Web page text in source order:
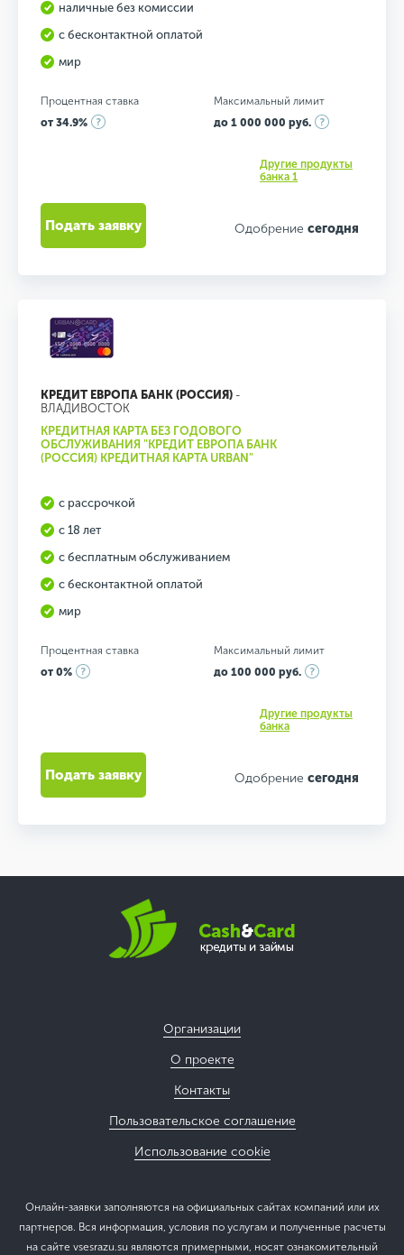
наличные без комиссии
с бесконтактной оплатой
мир
Процентная ставка
от 34.9%
Максимальный лимит
до 1 000 000 руб.
Другие продукты
банка 1
Одобрение сегодня
Подать заявку
КРЕДИТ ЕВРОПА БАНК (РОССИЯ) -
ВЛАДИВОСТОК
КРЕДИТНАЯ КАРТА БЕЗ ГОДОВОГО
ОБСЛУЖИВАНИЯ "КРЕДИТ ЕВРОПА БАНК
(РОССИЯ) КРЕДИТНАЯ КАРТА URBAN"
с рассрочкой
с 18 лет
с бесплатным обслуживанием
с бесконтактной оплатой
мир
Процентная ставка
от 0%
Максимальный лимит
до 100 000 руб.
Другие продукты
банка
Одобрение сегодня
Подать заявку
Организации
О проекте
Контакты
Пользовательское соглашение
Использование cookie
Онлайн-заявки заполняются на официальных сайтах компаний или их
партнеров. Вся информация, условия по услугам и полученные расчеты
на сайте vsesrazu.su являются примерными, носят ознакомительный